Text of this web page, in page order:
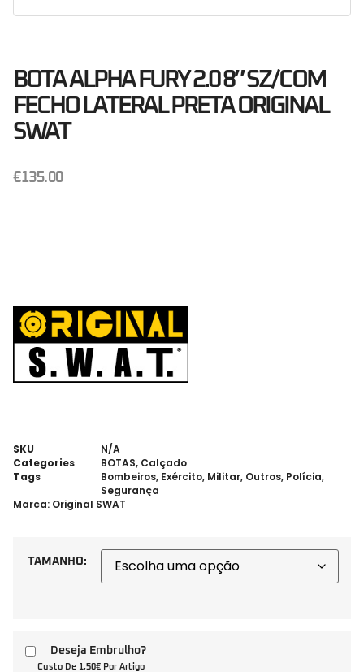
BOTA ALPHA FURY 2.0 8″ SZ/COM
FECHO LATERAL PRETA ORIGINAL
SWAT
€135.00
SKU
N/A
Categories
BOTAS, Calçado
Tags
Bombeiros, Exército, Militar, Outros, Polícia,
Segurança
Marca: Original SWAT
TAMANHO:
Deseja Embrulho?
Custo De 1,50€ Por Artigo